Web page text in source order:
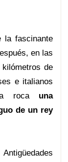
la fascinante
en las
de
e italianos
rocauna
de un rey